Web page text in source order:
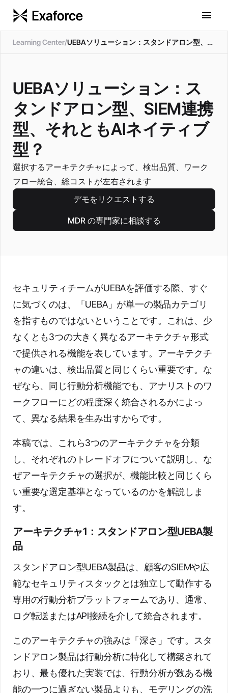
Learning Center/ UEBAソリューション：スタンドアロン型、SIEM連携型、それともAIネイティブ型？
UEBAソリューション：ス
タンドアロン型、SIEM連携
型、それともAIネイティブ
型？
選択するアーキテクチャによって、検出品質、ワーク
フロー統合、総コストが左右されます
デモをリクエストする
MDR の専門家に相談する
セキュリティチームがUEBAを評価する際、すぐ
に気づくのは、「UEBA」が単一の製品カテゴリ
を指すものではないということです。これは、少
なくとも3つの大きく異なるアーキテクチャ形式
で提供される機能を表しています。アーキテクチ
ャの違いは、検出品質と同じくらい重要です。な
ぜなら、同じ行動分析機能でも、アナリストのワ
ークフローにどの程度深く統合されるかによっ
て、異なる結果を生み出すからです。
本稿では、これら3つのアーキテクチャを分類
し、それぞれのトレードオフについて説明し、な
ぜアーキテクチャの選択が、機能比較と同じくら
い重要な選定基準となっているのかを解説しま
す。
アーキテクチャ1：スタンドアロン型UEBA製
品
スタンドアロン型UEBA製品は、顧客のSIEMや広
範なセキュリティスタックとは独立して動作する
専用の行動分析プラットフォームであり、通常、
ログ転送またはAPI接続を介して統合されます。
このアーキテクチャの強みは「深さ」です。スタ
ンドアロン製品は行動分析に特化して構築されて
おり、最も優れた実装では、行動分析が数ある機
能の一つに過ぎない製品よりも、モデリングの洗